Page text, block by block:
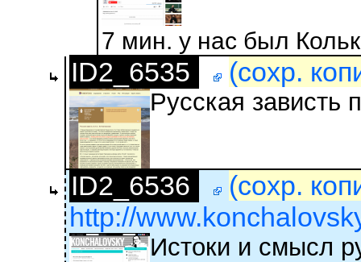
7 мин. у нас был
ID2_6535 (сохр.
Русская зависть
ID2_6536
(сохр.
http://
Истоки и смысл